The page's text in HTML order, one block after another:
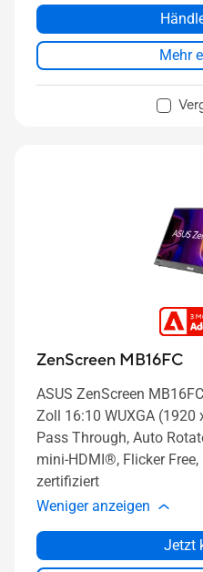
Mehr
ZenScreen MB16FC
ASUS ZenScreen
Zoll 16:10 WUXGA (1920
Pass Through, Auto
mini-HDMI®, Flicker
zertifiziert
Weniger anzeigen
Jetzt